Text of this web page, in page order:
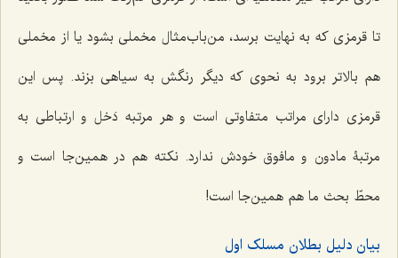
تا قرمزی که به نهایت برسد، من‌باب‌مثال مخملی بشود یا از مخملی
هم بالاتر برود به نحوی که دیگر رنگش به سیاهی بزند. پس این
قرمزی دارای مراتب متفاوتی است و هر مرتبه دَخل و ارتباطی به
مرتبۀ مادون و مافوق خودش ندارد. نکته هم در همین‌جا است و
محطّ بحث ما هم همین‌جا است!
بیان دلیل بطلان مسلک اول